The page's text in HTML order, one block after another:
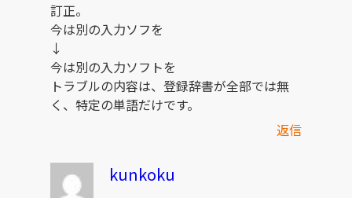
訂正。
今は別の入力ソフを
↓
今は別の入力ソフトを
トラブルの内容は、登録辞書が全部では無
く、特定の単語だけです。
返信
kunkoku